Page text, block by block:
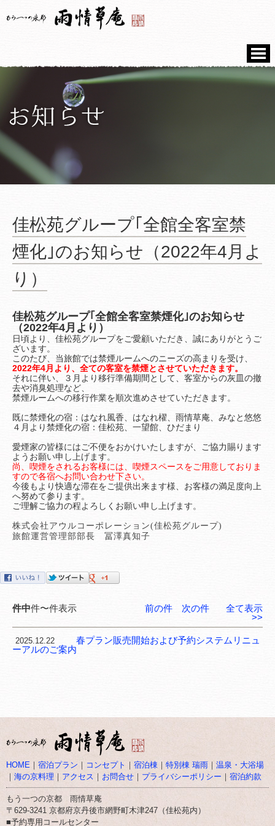
佳松苑グループ｢全館全客室禁
煙化｣のお知らせ（2022年4月よ
り）
佳松苑グループ｢全館全客室禁煙化｣のお知らせ
（2022年4月より）
日頃より、佳松苑グループをご愛顧いただき、誠にありがとうご
ざいます。
このたび、当旅館では禁煙ルームへのニーズの高まりを受け、
2022年4月より、全ての客室を禁煙とさせていただきます。
それに伴い、３月より移行準備期間として、客室からの灰皿の撤
去や消臭処理など、
禁煙ルームへの移行作業を順次進めさせていただきます。
既に禁煙化の宿：はなれ風香、はなれ櫂、雨情草庵、みなと悠悠
４月より禁煙化の宿：佳松苑、一望館、ひだまり
愛煙家の皆様にはご不便をおかけいたしますが、ご協力賜ります
ようお願い申し上げます。
尚、喫煙をされるお客様には、喫煙スペースをご用意しておりま
すので各宿へお問い合わせ下さい。
今後もより快適な滞在をご提供出来ます様、お客様の満足度向上
へ努めて参ります。
ご理解ご協力の程よろしくお願い申し上げます。
株式会社アウルコーポレーション(佳松苑グループ)
旅館運営管理部部長 冨澤真知子
件中件〜件表示 前の件 次の件
全て表示
>>
2025.12.22
春プラン販売開始および予約システムリニュ
ーアルのご案内
HOME ｜ 宿泊プラン ｜ コンセプト ｜ 宿泊棟 ｜ 特別棟 瑞雨 ｜ 温泉・大浴場
｜ 海の京料理 ｜ アクセス ｜ お問合せ ｜ プライバシーポリシー ｜ 宿泊約款
もう一つの京都 雨情草庵
〒629-3241 京都府京丹後市網野町木津247（佳松苑内）
■予約専用コールセンター